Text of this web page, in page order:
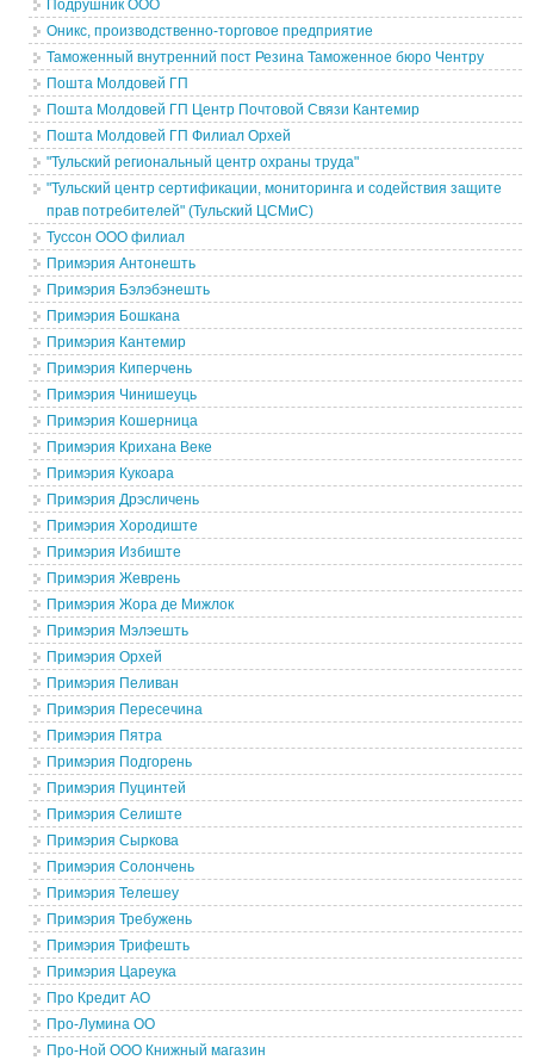
Подрушник ООО
Оникс, производственно-торговое предприятие
Таможенный внутренний пост Резина Таможенное бюро Чентру
Пошта Молдовей ГП
Пошта Молдовей ГП Центр Почтовой Связи Кантемир
Пошта Молдовей ГП Филиал Орхей
"Тульский региональный центр охраны труда"
"Тульский центр сертификации, мониторинга и содействия защите
прав потребителей" (Тульский ЦСМиС)
Туссон ООО филиал
Примэрия Антонешть
Примэрия Бэлэбэнешть
Примэрия Бошкана
Примэрия Кантемир
Примэрия Киперчень
Примэрия Чинишеуць
Примэрия Кошерница
Примэрия Крихана Веке
Примэрия Кукоара
Примэрия Дрэсличень
Примэрия Хородиште
Примэрия Избиште
Примэрия Жеврень
Примэрия Жора де Мижлок
Примэрия Мэлэешть
Примэрия Орхей
Примэрия Пеливан
Примэрия Пересечина
Примэрия Пятра
Примэрия Подгорень
Примэрия Пуцинтей
Примэрия Селиште
Примэрия Сыркова
Примэрия Солончень
Примэрия Телешеу
Примэрия Требужень
Примэрия Трифешть
Примэрия Цареука
Про Кредит АО
Про-Лумина ОО
Про-Ной ООО Книжный магазин